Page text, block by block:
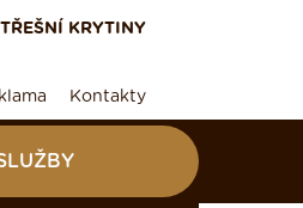
KRYTINY
Kontakty